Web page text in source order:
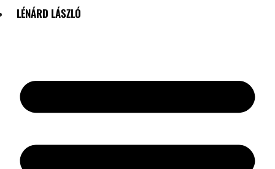
LÉNÁRD LÁSZLÓ